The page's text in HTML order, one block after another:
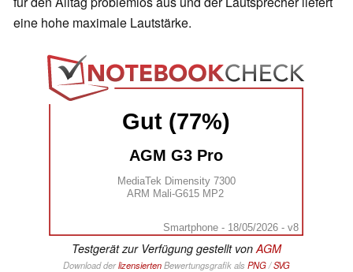
eine hohe maximale Lautstärke.
Gut (77%)
AGM G3 Pro
MediaTek Dimensity 7300
ARM Mali-G615 MP2
Smartphone - 18/05/2026 - v8
Testgerät zur Verfügung gestellt von AGM
Download derlizensiertenBewertungsgrafik als PNG/SVG